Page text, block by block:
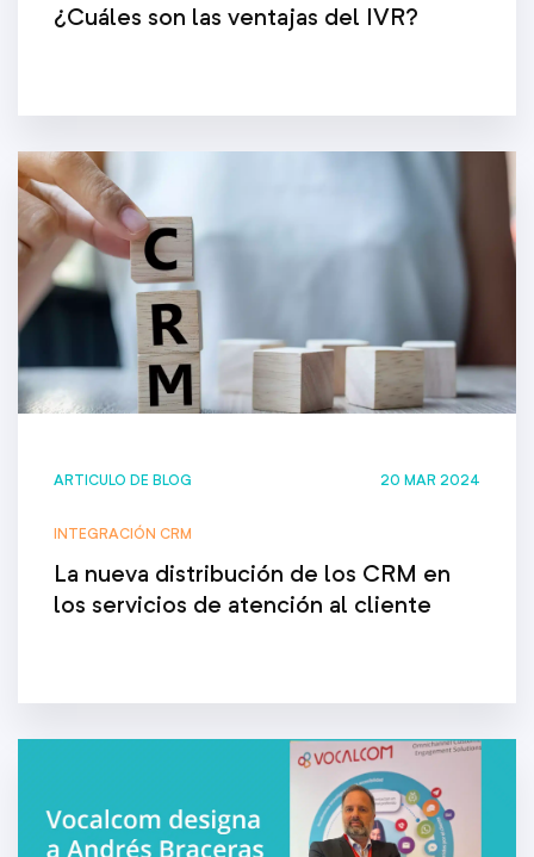
¿Cuáles son las ventajas del IVR?
ARTICULO DE BLOG 20 MAR 2024
INTEGRACIÓN CRM
La nueva distribución de los CRM en
los servicios de atención al cliente